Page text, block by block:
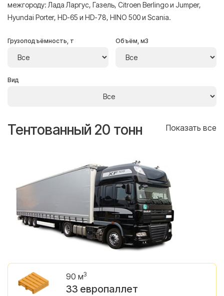
межгороду: Лада Ларгус, Газель, Citroen Berlingo и Jumper,
Hyundai Porter, HD-65 и HD-78, HINO 500 и Scania.
Грузоподъёмность, т Объём, м3
Вид
Тентованный 20 тонн Показать все
90 м3
33 европаллет